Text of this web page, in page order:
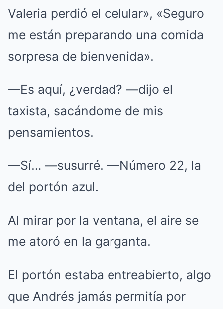
Valeria perdió el celular», «Seguro
me están preparando una comida
sorpresa de bienvenida».
—Es aquí, ¿verdad? —dijo el
taxista, sacándome de mis
pensamientos.
—Sí… —susurré. —Número 22, la
del portón azul.
Al mirar por la ventana, el aire se
me atoró en la garganta.
El portón estaba entreabierto, algo
que Andrés jamás permitía por